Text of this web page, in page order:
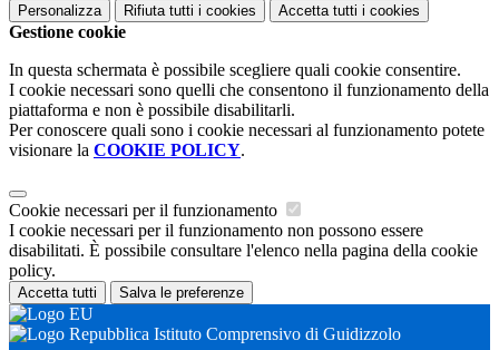
Personalizza Rifiuta tutti i cookies Accetta tutti i cookies
Gestione cookie
In questa schermata è possibile scegliere quali cookie consentire.
I cookie necessari sono quelli che consentono il funzionamento della
piattaforma e non è possibile disabilitarli.
Per conoscere quali sono i cookie necessari al funzionamento potete
visionare la COOKIE POLICY.
Cookie necessari per il funzionamento
I cookie necessari per il funzionamento non possono essere
disabilitati. È possibile consultare l'elenco nella pagina della cookie
policy.
Accetta tutti Salva le preferenze
Istituto Comprensivo di Guidizzolo